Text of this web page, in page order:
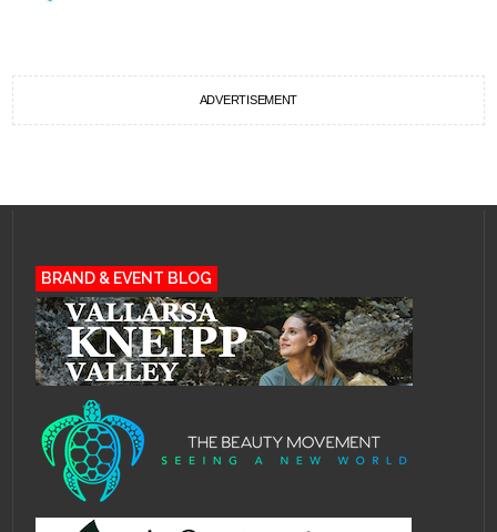
ADVERTISEMENT
BRAND & EVENT BLOG